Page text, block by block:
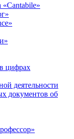
«Cantabile»
цифрах
деятельности
документов об